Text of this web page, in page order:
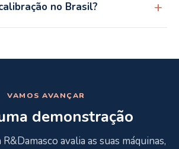
no Brasil?
VAMOS AVANÇAR
demonstração
avalia as suas máquinas,